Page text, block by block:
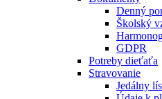
Denný
Školský
GDPR
Potreby dieťaťa
Stravovanie
Jedálny